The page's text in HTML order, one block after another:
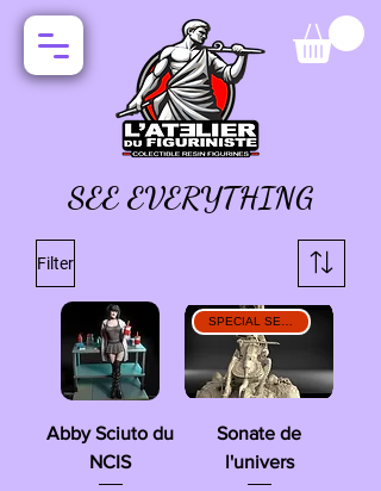
SEE EVERYTHING
Filter
Abby Sciuto du
NCIS
SPECIAL SERIES
Sonate de
l'univers